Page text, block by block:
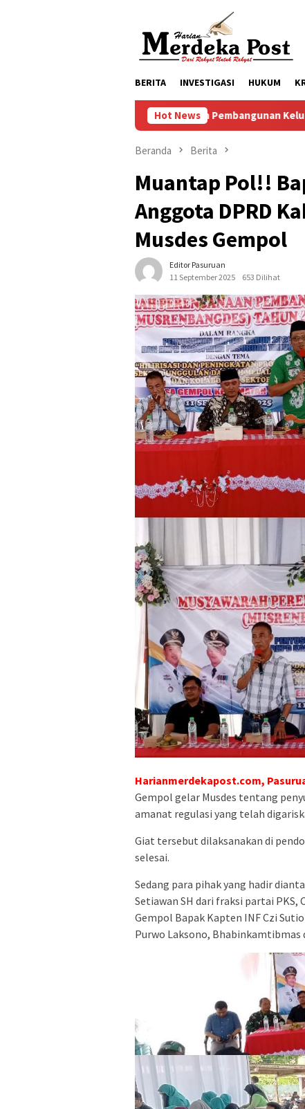
BERITA INVESTIGASI HUKUM
Hot News
Komitmen Pembangunan Keluarga, Pemkab Pasuruan
Beranda Berita
Muantap Pol!!
Anggota DPRD
Musdes Gempol
Editor Pasuruan
11 September 2025
653 Dilihat
Harianmerdekapost.com,
Gempol gelar Musdes tentang
amanat regulasi yang telah
Giat tersebut dilaksanakan di
selesai.
Sedang para pihak yang hadir
Setiawan SH dari fraksi partai PKS,
Gempol Bapak Kapten INF Czi
Purwo Laksono, Bhabinkamtibmas